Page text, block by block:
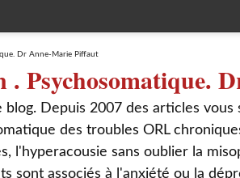
. Psychosomatique.
blog. Depuis 2007 des articles
des troubles ORL
l'hyperacousie sans oublier la
sont associés à l'anxiété ou la